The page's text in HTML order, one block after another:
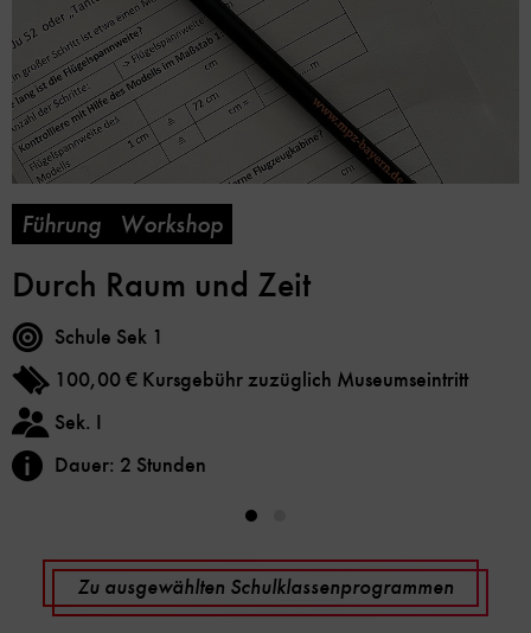
Führung Workshop
Durch Raum und Zeit
Schule Sek 1
100,00 € Kursgebühr zuzüglich Museumseintritt
Sek. I
Dauer: 2 Stunden
Zu ausgewählten Schulklassenprogrammen